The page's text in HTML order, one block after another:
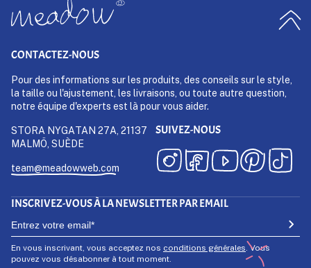
CONTACTEZ-NOUS
Pour des informations sur les produits, des conseils sur le style,
la taille ou l'ajustement, les livraisons, ou toute autre question,
notre équipe d'experts est là pour vous aider.
STORA NYGATAN 27A, 21137
MALMÖ, SUÈDE
team@meadowweb.com
SUIVEZ-NOUS
INSCRIVEZ-VOUS À LA NEWSLETTER PAR EMAIL
En vous inscrivant, vous acceptez nos conditions générales . Vous
pouvez vous désabonner à tout moment.